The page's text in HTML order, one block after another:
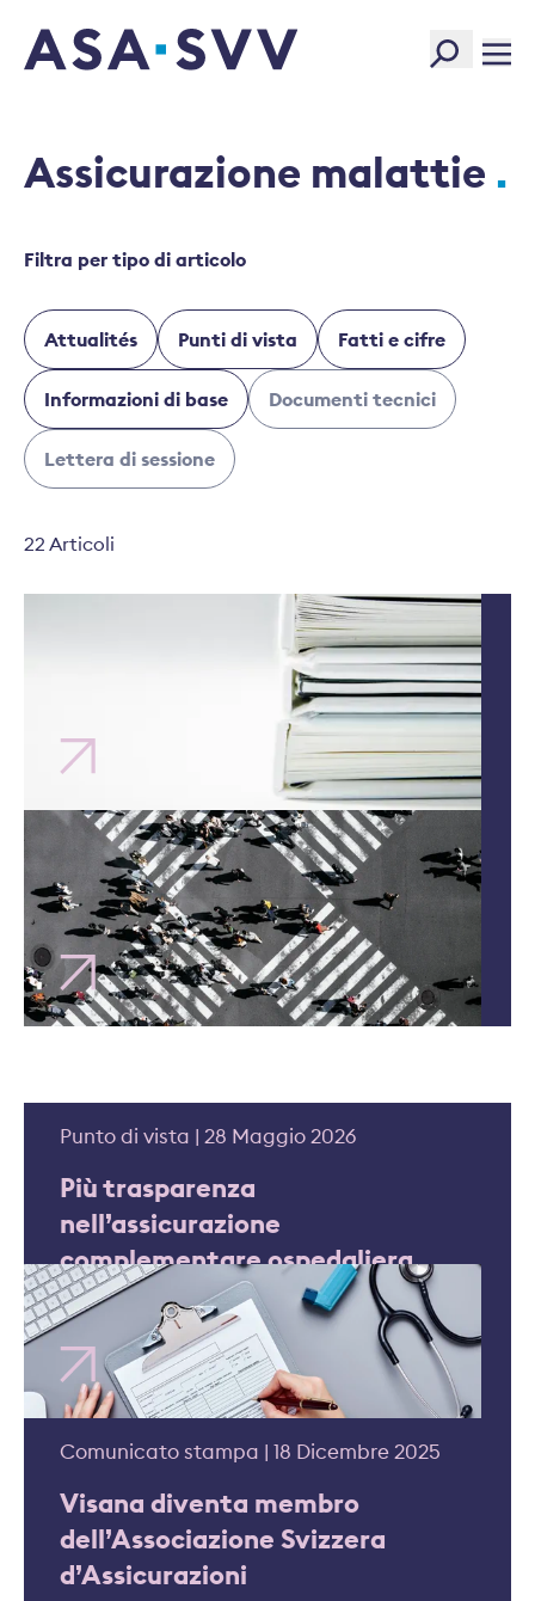
SVV Logo
Assicurazione malattie
Filtra per tipo di articolo
Attualités Punti di vista Fatti e cifre
Informazioni di base Documenti tecnici
Lettera di sessione
22 Articoli
Rapporti finanziari | 5 Febbraio 2026
Volume dei premi
dell’attività di assicurazione
svizzera
Rapporti finanziari | 4 Settembre 2025
Mercato assicurativo
svizzero: compagnie e quote
di mercato
Punto di vista | 28 Maggio 2026
Più trasparenza
nell’assicurazione
complementare ospedaliera
Comunicato stampa | 18 Dicembre 2025
Visana diventa membro
dell’Associazione Svizzera
d’Assicurazioni